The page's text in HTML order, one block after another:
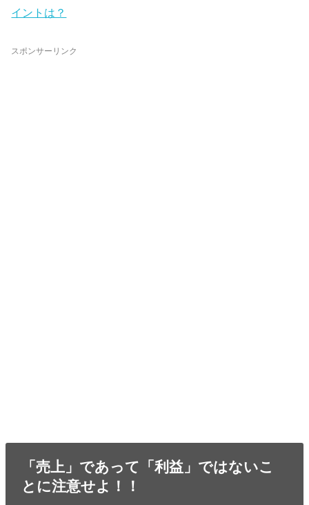
イントは？
スポンサーリンク
「売上」であって「利益」ではないこ
とに注意せよ！！